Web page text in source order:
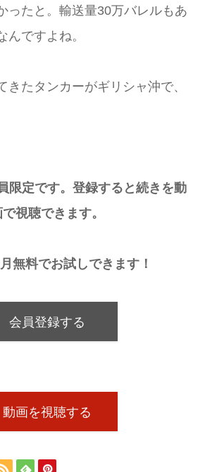
ったと。輸送量30万バレルもあ
んですよね。
きたタンカーがギリシャ沖で、
限定です。登録すると続きを動
視聴できます。
無料でお試しできます！
会員登録する
動画を視聴する